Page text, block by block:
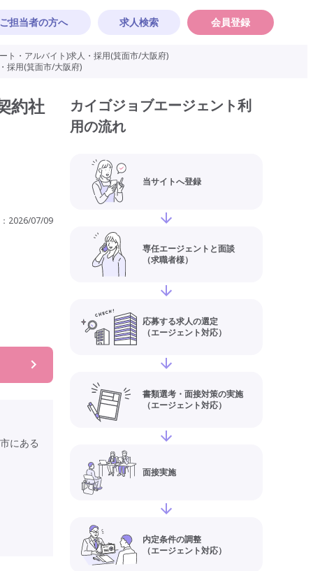
担当者の方へ 求人検索 会員登録
ト・アルバイト)求人・採用(箕面市/大阪府)
採用(箕面市/大阪府)
約社
2026/07/09
にある
カイゴジョブエージェント利
用の流れ
当サイトへ登録
専任エージェントと面談
（求職者様）
応募する求人の選定
（エージェント対応）
書類選考・面接対策の実施
（エージェント対応）
面接実施
内定条件の調整
（エージェント対応）